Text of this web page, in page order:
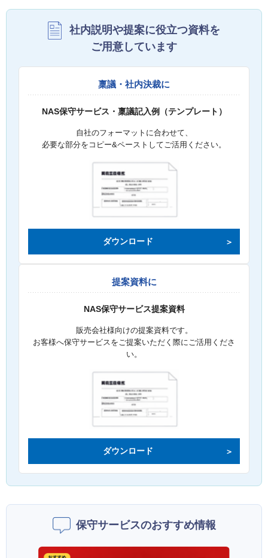
社内説明や提案に役立つ資料を
ご用意しています
稟議・社内決裁に
NAS保守サービス・稟議記入例（テンプレート）
自社のフォーマットに合わせて、
必要な部分をコピー&ペーストしてご活用ください。
ダウンロード
提案資料に
NAS保守サービス提案資料
販売会社様向けの提案資料です。
お客様へ保守サービスをご提案いただく際にご活用くださ
い。
ダウンロード
保守サービスのおすすめ情報